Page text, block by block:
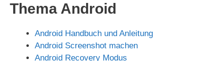
Thema Android
Android Handbuch und Anleitung
Android Screenshot machen
Android Recovery Modus